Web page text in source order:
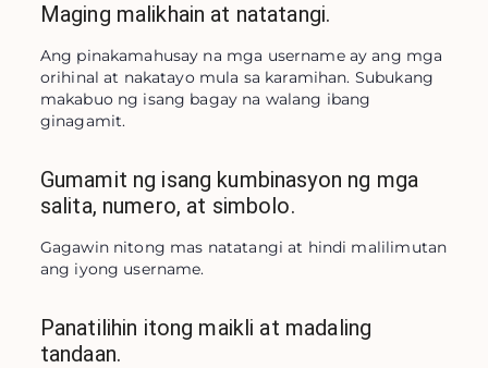
Maging malikhain at natatangi.
Ang pinakamahusay na mga username ay ang mga
orihinal at nakatayo mula sa karamihan. Subukang
makabuo ng isang bagay na walang ibang
ginagamit.
Gumamit ng isang kumbinasyon ng mga
salita, numero, at simbolo.
Gagawin nitong mas natatangi at hindi malilimutan
ang iyong username.
Panatilihin itong maikli at madaling
tandaan.